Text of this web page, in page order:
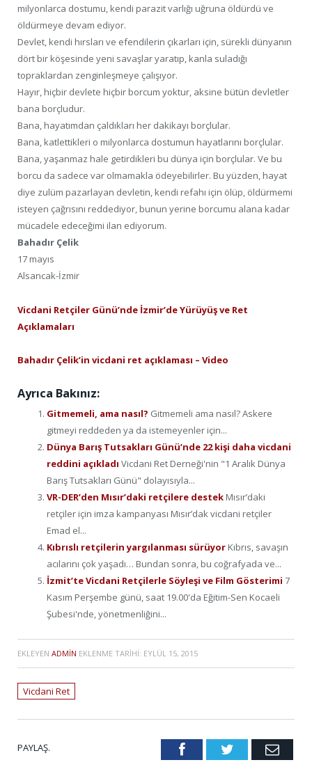
milyonlarca dostumu, kendi parazit varlığı uğruna öldürdü ve
öldürmeye devam ediyor.
Devlet, kendi hırsları ve efendilerin çıkarları için, sürekli dünyanın
dört bir köşesinde yeni savaşlar yaratıp, kanla suladığı
topraklardan zenginleşmeye çalışıyor.
Hayır, hiçbir devlete hiçbir borcum yoktur, aksine bütün devletler
bana borçludur.
Bana, hayatımdan çaldıkları her dakikayı borçlular.
Bana, katlettikleri o milyonlarca dostumun hayatlarını borçlular.
Bana, yaşanmaz hale getirdikleri bu dünya için borçlular. Ve bu
borcu da sadece var olmamakla ödeyebilirler. Bu yüzden, hayat
diye zulüm pazarlayan devletin, kendi refahı için ölüp, öldürmemi
isteyen çağrısını reddediyor, bunun yerine borcumu alana kadar
mücadele edeceğimi ilan ediyorum.
Bahadır Çelik
17 mayıs
Alsancak-İzmir
Vicdani Retçiler Günü’nde İzmir’de Yürüyüş ve Ret
Açıklamaları
Bahadır Çelik’in vicdani ret açıklaması – Video
Ayrıca Bakınız:
Gitmemeli, ama nasıl? Gitmemeli ama nasıl? Askere
gitmeyi reddeden ya da istemeyenler için...
Dünya Barış Tutsakları Günü’nde 22 kişi daha vicdani
reddini açıkladı Vicdani Ret Derneği'nin "1 Aralık Dünya
Barış Tutsakları Günü" dolayısıyla...
VR-DER’den Mısır’daki retçilere destek Mısır’daki
retçiler için imza kampanyası Mısır’dak vicdani retçiler
Emad el...
Kıbrıslı retçilerin yargılanması sürüyor Kıbrıs, savaşın
acılarını çok yaşadı… Bundan sonra, bu coğrafyada ve...
İzmit’te Vicdani Retçilerle Söyleşi ve Film Gösterimi 7
Kasım Perşembe günü, saat 19.00'da Eğitim-Sen Kocaeli
Şubesi'nde, yönetmenliğini...
EKLEYEN ADMIN EKLENME TARIHI: EYLÜL 15, 2015
Vicdani Ret
PAYLAŞ. FacebookTwitter Email